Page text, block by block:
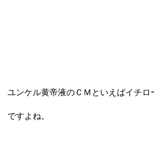
ユンケル黄帝液のＣＭといえばイチロ
ですよね。